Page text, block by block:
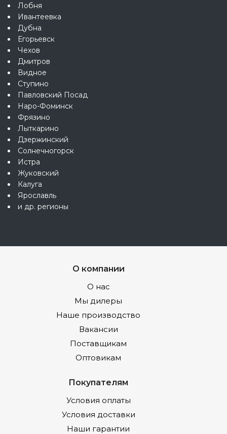
Лобня
Ивантеевка
Дубна
Егорьевск
Чехов
Дмитров
Видное
Ступино
Павловский Посад
Наро-Фоминск
Фрязино
Лыткарино
Дзержинский
Солнечногорск
Истра
Жуковский
Калуга
Ярославль
и др. регионы
О компании
О нас
Мы дилеры
Наше производство
Вакансии
Поставщикам
Оптовикам
Покупателям
Условия оплаты
Условия доставки
Наши гарантии